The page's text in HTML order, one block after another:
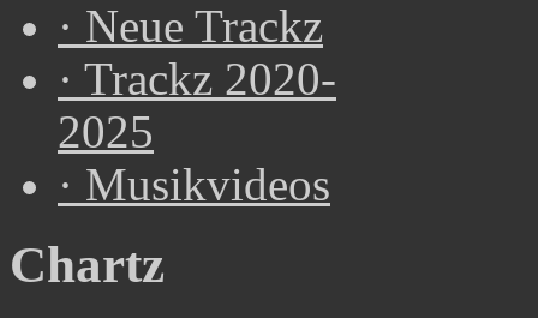
· Neue Trackz
· Trackz 2020-
2025
· Musikvideos
Chartz